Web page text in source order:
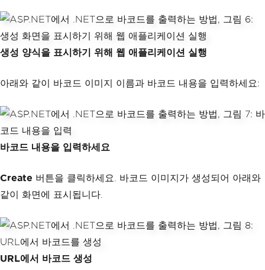
<div class ="form-group" >
del.BarcodeContent, htmlAttributes: ne
<div
class = "col-md-10">
=> model.BarcodeContent, new { htmlAtt
l" } })
                @Html.ValidationMessag
</div>
</div>
<div
class="col-md-offset-
h.GetFileName(ViewBag.FileName)"
생성 양식을 표시하기 위해 웹 애플리케이션 실행
아래와 같이 바코드 이미지 이름과 바코드 내용을 입력하세요:
바코드 내용을 입력하세요
Create 버튼을 클릭하세요. 바코드 이미지가 생성되어 아래와
같이 화면에 표시됩니다.
URL에서 바코드 생성